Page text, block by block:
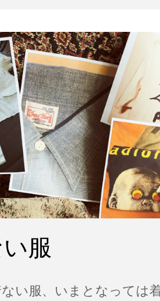
服
い服、いまとなっては